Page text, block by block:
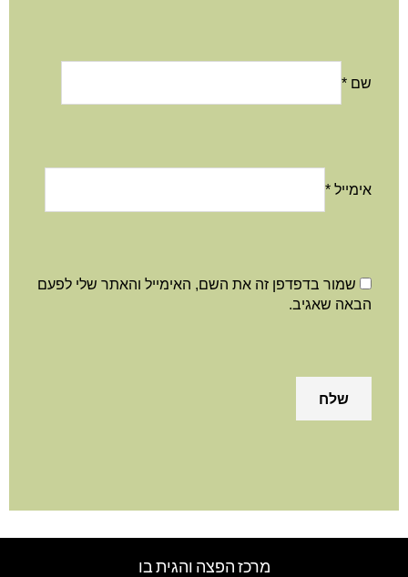
שם *
אימייל *
שמור בדפדפן זה את השם, האימייל והאתר שלי לפעם
הבאה שאגיב.
מרכז הפצה והגית בו